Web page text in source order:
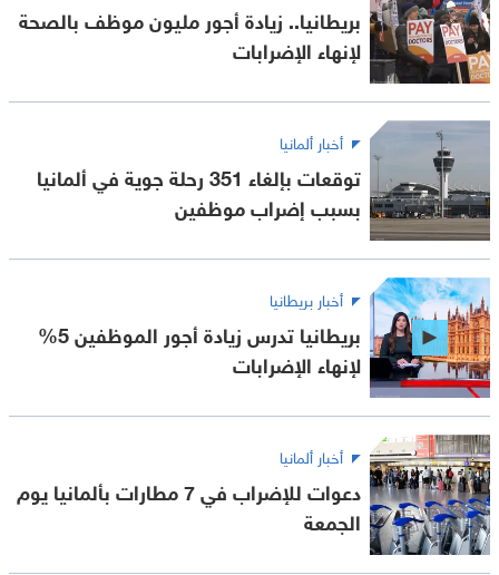
بريطانيا.. زيادة أجور مليون موظف بالصحة
لإنهاء الإضرابات
أخبار ألمانيا
توقعات بإلغاء 351 رحلة جوية في ألمانيا
بسبب إضراب موظفين
أخبار بريطانيا
بريطانيا تدرس زيادة أجور الموظفين 5%
لإنهاء الإضرابات
أخبار ألمانيا
دعوات للإضراب في 7 مطارات بألمانيا يوم
الجمعة